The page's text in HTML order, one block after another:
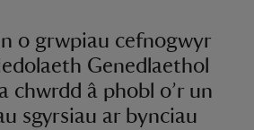
o grwpiau cefnogwyr
Genedlaethol
chwrdd â phobl o’r un
sgyrsiau ar bynciau